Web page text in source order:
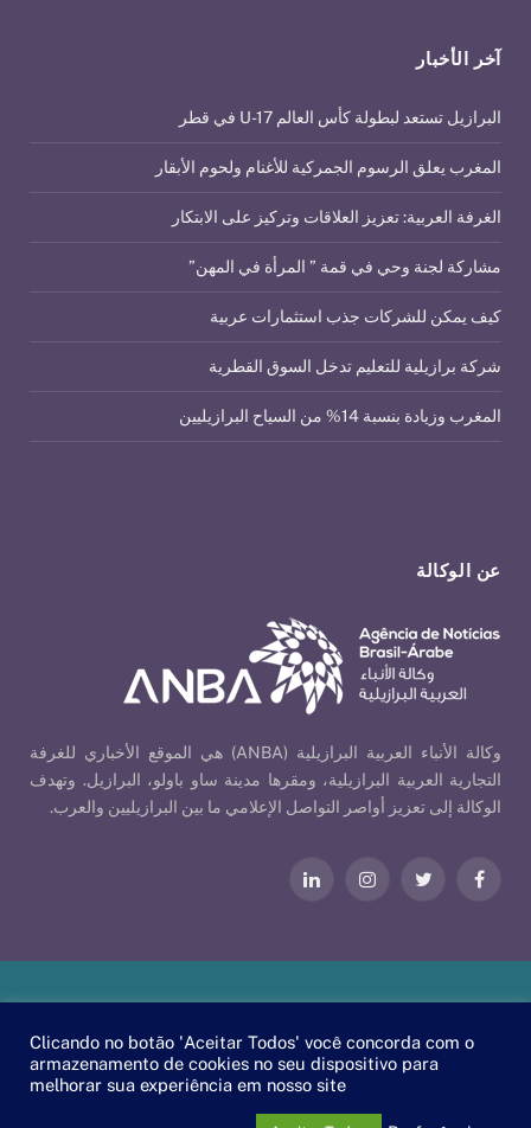
عن الوكالة
وكالة الأنباء العربية البرازيلية (ANBA) هي الموقع الأخباري للغرفة
التجارية العربية البرازيلية، ومقرها مدينة ساو باولو، البرازيل. وتهدف
الوكالة إلى تعزيز أواصر التواصل الإعلامي ما بين البرازيليين والعرب.
فيسبوكتويتر الانستغراملينكدإن
آخر الأخبار
البرازيل تستعد لبطولة كأس العالم U-17 في قطر
المغرب يعلق الرسوم الجمركية للأغنام ولحوم الأبقار
الغرفة العربية: تعزيز العلاقات وتركيز على الابتكار
مشاركة لجنة وحي في قمة ” المرأة في المهن”
كيف يمكن للشركات جذب استثمارات عربية
شركة برازيلية للتعليم تدخل السوق القطرية
المغرب وزيادة بنسبة 14% من السياح البرازيليين
EscaEsco
.
Clicando no botão 'Aceitar Todos' você concorda com o
armazenamento de cookies no seu dispositivo para
melhorar sua experiência em nosso site